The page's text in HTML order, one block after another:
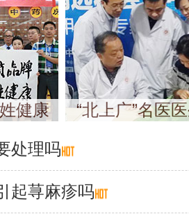
健康 “北上广”名医
处理吗
起荨麻疹吗